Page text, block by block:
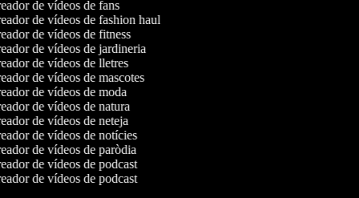
de vídeos de fans
de vídeos de fashion haul
de vídeos de fitness
de vídeos de jardineria
de vídeos de lletres
de vídeos de mascotes
de vídeos de moda
de vídeos de natura
de vídeos de neteja
de vídeos de notícies
de vídeos de paròdia
de vídeos de podcast
de vídeos de podcast